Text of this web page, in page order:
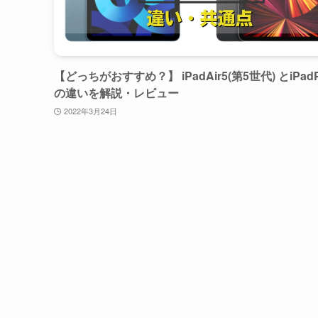
【どっちがおすすめ？】 iPadAir5(第5世代) と
の違いを解説・レビュー
2022年3月24日